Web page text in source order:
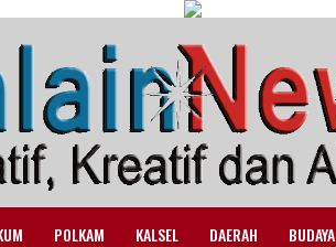
POLKAM KALSEL DAERAH BUDAYA